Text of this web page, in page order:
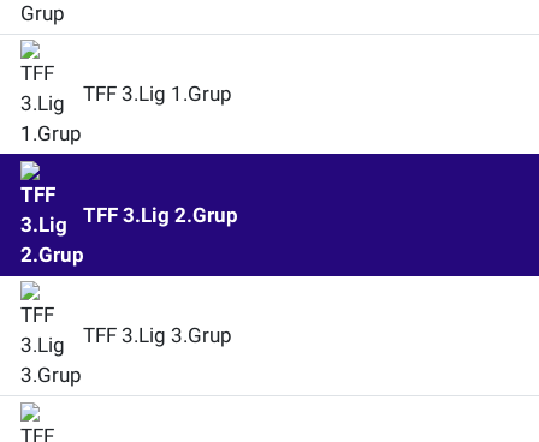
TFF 3.Lig 1.Grup
TFF 3.Lig 2.Grup
TFF 3.Lig 3.Grup